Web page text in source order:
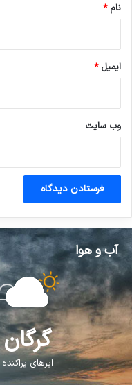
نام*
ایمیل*
وب‌ سایت
آب و هوا
گرگان
ابرهای پراکنده